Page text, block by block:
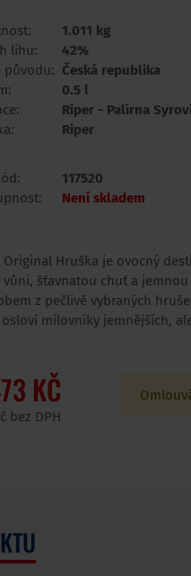
1.011 kg
lihu:
42%
původu: Česká republika
0.5 l
Riper - Palírna
Riper
117520
Není skladem
Original Hruška je ovocný
vůni, šťavnatou chuť a
z pečlivě vybraných
milovníky jemnějších,
KČ
bez DPH